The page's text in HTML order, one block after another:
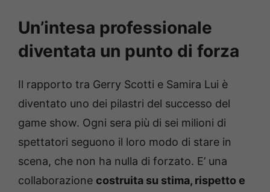
Un’intesa professionale
diventata un punto di forza
Il rapporto tra Gerry Scotti e Samira Lui è
diventato uno dei pilastri del successo del
game show. Ogni sera più di sei milioni di
spettatori seguono il loro modo di stare in
scena, che non ha nulla di forzato. E’ una
collaborazione costruita su stima, rispetto e